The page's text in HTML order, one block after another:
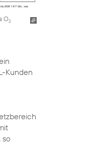
O2
Kunden
so